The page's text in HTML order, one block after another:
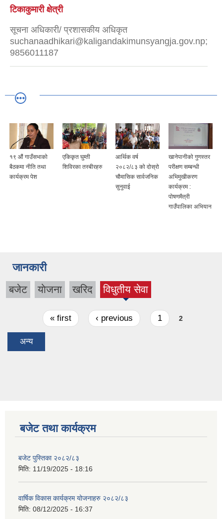
टिकाकुमारी क्षेत्री
सूचना अधिकारी/ प्रशासकीय अधिकृत
suchanaadhikari@kaligandakimunsyangja.gov.np;
9856011187
१९ औं गाउँसभाको
बैठकमा नीति तथा
कार्यक्रम पेश
एकिकृत घुम्ती
शिविरका तस्बीरहरु
आर्थिक वर्ष
२०८२/८३ को दोस्रो
चौमासिक सार्वजनिक
सुनुवाई
खानेपानीको गुणस्तर
परीक्षण सम्बन्धी
अभिमुखीकरण
कार्यक्रम :
पोषणमैत्री
गाउँपालिका अभियान
जानकारी
बजेट याेजना खरिद विधुतीय सेवा
(active
Pages « first ‹ previous 1 2
अन्य
बजेट तथा कार्यक्रम
बजेट पुस्तिका २०८२/८३
मिति: 11/19/2025 - 18:16
वार्षिक विकास कार्यक्रम योजनाहरु २०८२/८३
मिति: 08/12/2025 - 16:37